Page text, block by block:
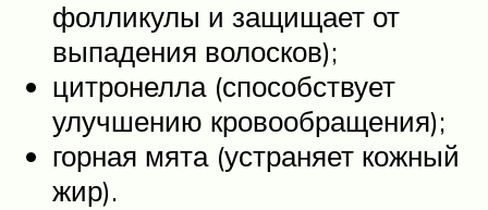
фолликулы и защищает от
выпадения волосков);
цитронелла (способствует
улучшению кровообращения);
горная мята (устраняет кожный
жир).